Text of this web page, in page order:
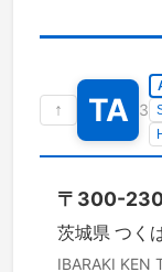
↑ TA 3
〒 300-
茨城県 つく
IBARAKI KEN